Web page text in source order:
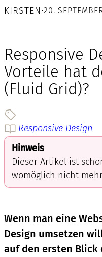
KIRSTEN•20.
Responsive
Vorteile hat
(Fluid Grid)?
Responsive Design
Hinweis
Dieser Artikel ist
womöglich nicht
Wenn man eine
Design umsetzen
auf den ersten